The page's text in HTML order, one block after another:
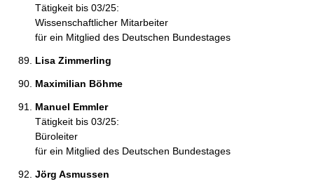
Tätigkeit bis 03/25:
Wissenschaftlicher Mitarbeiter
für ein Mitglied des Deutschen Bundestages
Lisa Zimmerling
Maximilian Böhme
Manuel Emmler
Tätigkeit bis 03/25:
Büroleiter
für ein Mitglied des Deutschen Bundestages
Jörg Asmussen